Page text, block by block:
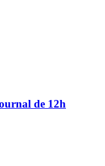
de 12h